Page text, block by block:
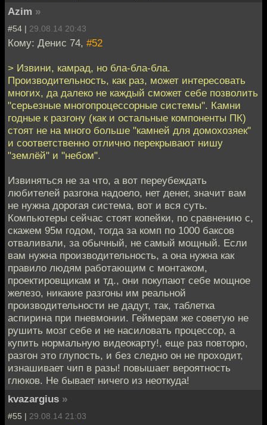
Azim »
#54 | 29.08.14 20:43
Кому: Денис 74, #52
> Извини, камрад, но бла-бла-бла.
Производительность, как раз, может интересовать
многих, да далеко не каждый сможет себе позволить
"серьезные многопроцессорные системы". Камни
годные к разгону (как и остальные компоненты ПК)
стоят не на много больше "камней для домохозяек"
и соответственно отлично перекрывают нишу
"землёй" и "небом".
Извиняться не за что, а вот переубеждать
любителей разгона надоело, нет денег, значит вам
не нужна дорогая система, вот и вся суть.
Компьютеры сейчас стоят копейки, по сравнению с,
скажем 95м годом, тогда за комп по 1000 баксов
отваливали, за обычный, не самый мощный. Если
вам нужна производительность, а она нужна как
правило людям работающим с монтажом,
проектировщикам и тд., они покупают себе мощное
железо, никакие разгоны им реальной
производительности не дадут, так, таблетка
аспирина при пневмонии. Геймерам же советую не
рушить мозг себе и не насиловать процессор, а
купить нормальную видеокарту!, еще раз повторю,
разгон это глупость, и без следно он не проходит,
изнашивает чип в разы! повышает вероятность
глюков. Не бывает ничего из неоткуда!
kvazargius »
#55 | 29.08.14 21:03